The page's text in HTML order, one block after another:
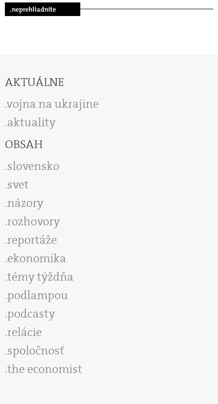
.neprehliadnite
AKTUÁLNE
vojna na ukrajine
aktuality
OBSAH
slovensko
svet
názory
rozhovory
reportáže
ekonomika
témy týždňa
podlampou
podcasty
relácie
spoločnosť
the economist